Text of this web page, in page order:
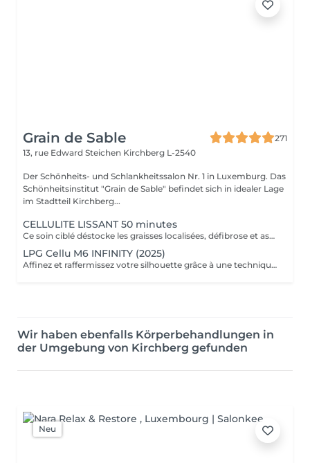
Grain de Sable
271
13, rue Edward Steichen Kirchberg L-2540
Der Schönheits- und Schlankheitssalon Nr. 1 in Luxemburg. Das
Schönheitsinstitut "Grain de Sable" befindet sich in idealer Lage
im Stadtteil Kirchberg...
CELLULITE LISSANT 50 minutes
Ce soin ciblé déstocke les graisses localisées, défibrose et assouplit les tissus pour traiter efficacement la cellulite adipeuse et fibreuse tout en procurant un grand moment de bien-être.
LPG Cellu M6 INFINITY (2025)
Affinez et raffermissez votre silhouette grâce à une technique de palper-rouler associée à un système d'aspiration. La dernière génération, le Cellu M6 INFINITY est un programme de soins basés sur la technique " Endermologie ", permettant de stimuler la circulation et les tissus de la peau en profondeur grâce à un système mécanique de palper-rouler. Associant confort et efficacité, cette technique, très proche d'un massage manuel, assouplit les tissus, améliore la circulation veineuse et lymphatique et permet une meilleure élimination des toxines. Les soins du corps Cellu M6 INFINITY permettent de : - déstocker les graisses - lisser la cellulite - raffermir la peau - retrouver des jambes légères
Wir haben ebenfalls Körperbehandlungen in
der Umgebung von Kirchberg gefunden
Neu